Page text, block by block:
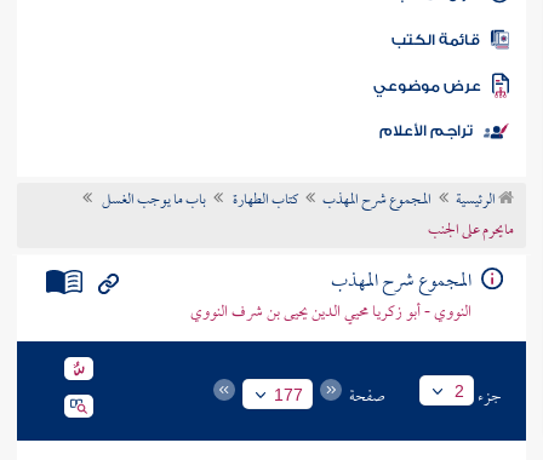
المكتبة
الكتب
موضوعي
تراجم الأعلام
الرئيسية المجموع شرح المهذب كتاب الطهارة
باب ما يوجب الغسل
مايحرم على الجنب
المجموع شرح المهذب
النووي - أبو زكريا محيي الدين يحيى بن شرف النووي
جزء 2 صفحة 177